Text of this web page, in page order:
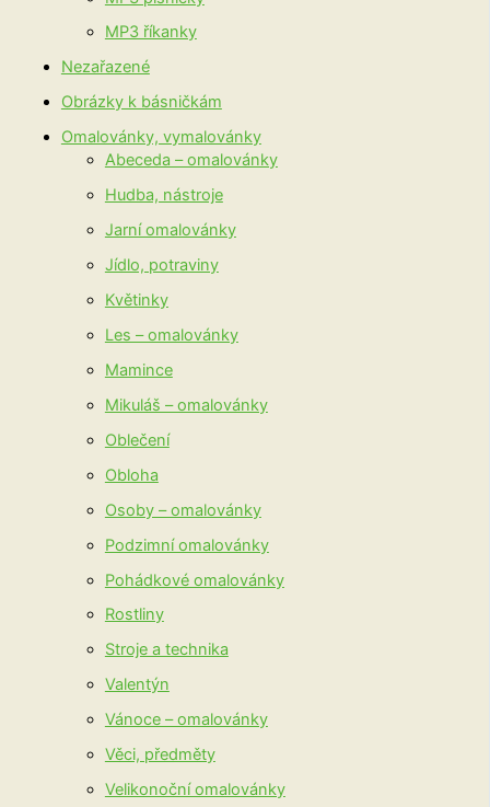
MP3 říkanky
Nezařazené
Obrázky k básničkám
Omalovánky, vymalovánky
Abeceda – omalovánky
Hudba, nástroje
Jarní omalovánky
Jídlo, potraviny
Květinky
Les – omalovánky
Mamince
Mikuláš – omalovánky
Oblečení
Obloha
Osoby – omalovánky
Podzimní omalovánky
Pohádkové omalovánky
Rostliny
Stroje a technika
Valentýn
Vánoce – omalovánky
Věci, předměty
Velikonoční omalovánky